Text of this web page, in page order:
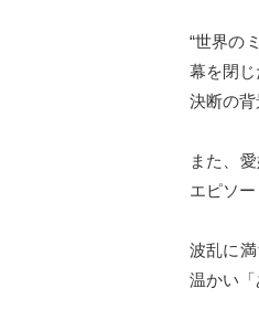
“世界の
幕を閉
決断の背
また、
エピソー
波乱に
温かい「